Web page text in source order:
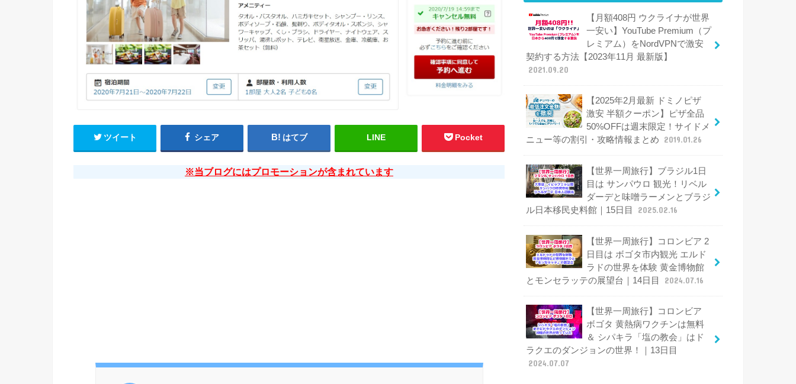
ツイート シェア はてブ LINE Pocket
※当ブログにはプロモーションが含まれています
【月額408円 ウクライナが世界
一安い】YouTube Premium（プ
レミアム）をNordVPNで激安
契約する方法【2023年11月 最新版】
2021.09.20
【2025年2月最新 ドミノピザ
激安 半額クーポン】ピザ全品
50%OFFは週末限定！サイドメ
ニュー等の割引・攻略情報まとめ
2019.01.26
【世界一周旅行】ブラジル1日
目は サンパウロ 観光！リベル
ダーデと味噌ラーメンとブラジ
ル日本移民史料館｜15日目
2025.02.16
【世界一周旅行】コロンビア 2
日目は ボゴタ市内観光 エルド
ラドの世界を体験 黄金博物館
とモンセラッテの展望台｜14日目
2024.07.16
【世界一周旅行】コロンビア
ボゴタ 黄熱病ワクチンは無料
＆ シパキラ「塩の教会」はド
ラクエのダンジョンの世界！｜13日目
2024.07.07